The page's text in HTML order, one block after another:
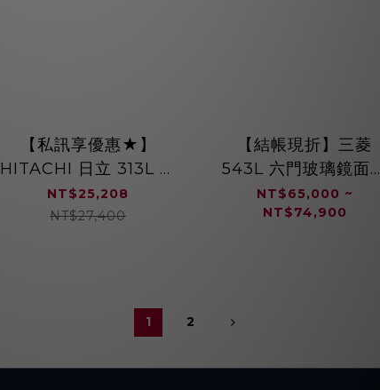
【私訊享優惠★】
HITACHI 日立 313L 變
頻兩門冰箱 琉璃鏡面 左
開 HRBN5366DFL 一
NT$25,208
NT$27,400
【結帳現折】三菱
543L 六門玻璃鏡面電
冰箱 (星光白/星砂杏)
MR-WZ54K
NT$65,000 ~
NT$74,900
1 2